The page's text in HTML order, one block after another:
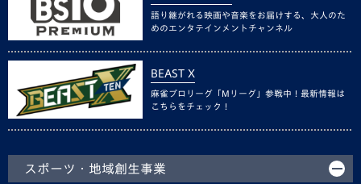
語り継がれる映画や音楽をお届けする、大人のた
めのエンタテインメントチャンネル
BEAST X
麻雀プロリーグ「Mリーグ」参戦中！最新情報は
こちらをチェック！
スポーツ・地域創生事業